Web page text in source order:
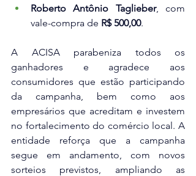
Roberto Antônio Taglieber, com
vale-compra de R$ 500,00.
A ACISA parabeniza todos os
ganhadores e agradece aos
consumidores que estão participando
da campanha, bem como aos
empresários que acreditam e investem
no fortalecimento do comércio local. A
entidade reforça que a campanha
segue em andamento, com novos
sorteios previstos, ampliando as